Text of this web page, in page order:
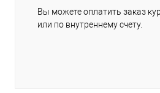
Вы можете оплатить заказ
или по внутреннему счету.